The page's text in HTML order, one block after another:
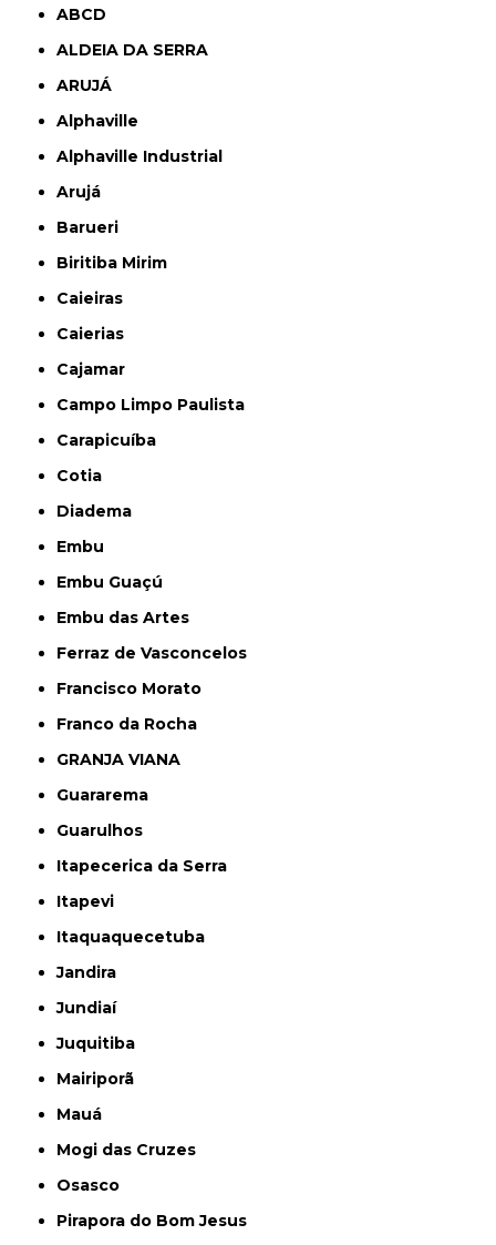
ABCD
ALDEIA DA SERRA
ARUJÁ
Alphaville
Alphaville Industrial
Arujá
Barueri
Biritiba Mirim
Caieiras
Caierias
Cajamar
Campo Limpo Paulista
Carapicuíba
Cotia
Diadema
Embu
Embu Guaçú
Embu das Artes
Ferraz de Vasconcelos
Francisco Morato
Franco da Rocha
GRANJA VIANA
Guararema
Guarulhos
Itapecerica da Serra
Itapevi
Itaquaquecetuba
Jandira
Jundiaí
Juquitiba
Mairiporã
Mauá
Mogi das Cruzes
Osasco
Pirapora do Bom Jesus